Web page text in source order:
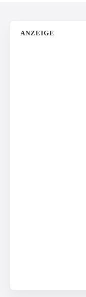
ANZEIGE